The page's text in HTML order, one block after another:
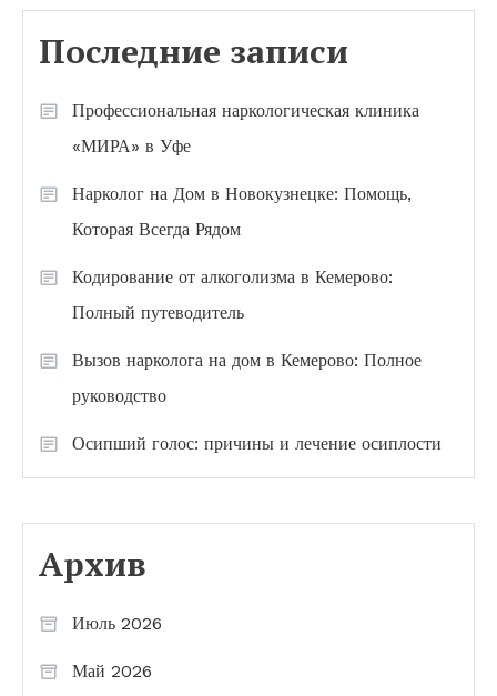
Последние записи
Профессиональная наркологическая клиника
«МИРА» в Уфе
Нарколог на Дом в Новокузнецке: Помощь,
Которая Всегда Рядом
Кодирование от алкоголизма в Кемерово:
Полный путеводитель
Вызов нарколога на дом в Кемерово: Полное
руководство
Осипший голос: причины и лечение осиплости
Архив
Июль 2026
Май 2026